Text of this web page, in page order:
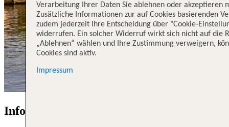
Information zum Flughafen Rostock
Verarbeitung Ihrer Daten Sie ablehnen oder akzeptieren
Zusätzliche Informationen zur auf Cookies basierenden
zudem jederzeit Ihre Entscheidung über "Cookie-
widerrufen. Ein solcher Widerruf wirkt sich nicht auf die
„Ablehnen“ wählen und Ihre Zustimmung verweigern,
Cookies sind aktiv.
Impressum